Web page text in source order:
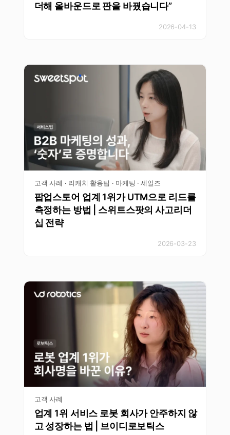
더해 올바운드로 판을 바꿨습니다”
2026-04-13
고객 사례 · 리캐치 활용팁 · 마케팅 · 세일즈
팝업스토어 업계 1위가 UTM으로 리드를
측정하는 방법 | 스위트스팟의 사고리더
십 전략
2026-03-23
고객 사례
업계 1위 서비스 로봇 회사가 안주하지 않
고 성장하는 법 | 브이디로보틱스